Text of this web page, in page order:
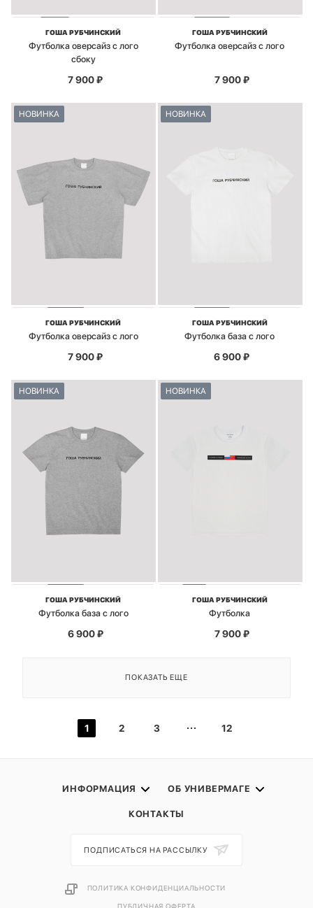
ГОША РУБЧИНСКИЙ
Футболка оверсайз с лого
сбоку
7 900₽
ГОША РУБЧИНСКИЙ
Футболка оверсайз с лого
7 900₽
НОВИНКА
ГОША РУБЧИНСКИЙ
Футболка оверсайз с лого
7 900₽
НОВИНКА
ГОША РУБЧИНСКИЙ
Футболка база с лого
6 900₽
НОВИНКА
ГОША РУБЧИНСКИЙ
Футболка база с лого
6 900₽
НОВИНКА
ГОША РУБЧИНСКИЙ
Футболка
7 900₽
ПОКАЗАТЬ ЕЩЕ
1 2 3 12
ИНФОРМАЦИЯ ОБ УНИВЕРМАГЕ
КОНТАКТЫ
ПОДПИСАТЬСЯ НА РАССЫЛКУ
ПОЛИТИКА КОНФИДЕНЦИАЛЬНОСТИ
ПУБЛИЧНАЯ ОФЕРТА